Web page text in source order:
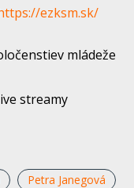
ezksm.sk/
mládeže
streamy
Petra Janegová